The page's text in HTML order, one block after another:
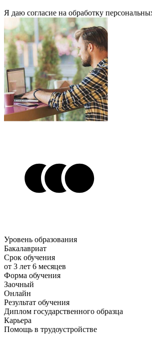
Я даю согласие на обработку
Уровень образования
Бакалавриат
Срок обучения
от 3 лет 6 месяцев
Форма обучения
Заочный
Онлайн
Результат обучения
Диплом государственного образца
Карьера
Помощь в трудоустройстве